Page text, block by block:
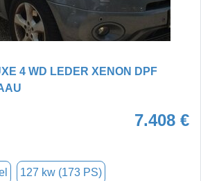
4 WD LEDER XENON DPF
7.408 €
127 kw (173 PS)